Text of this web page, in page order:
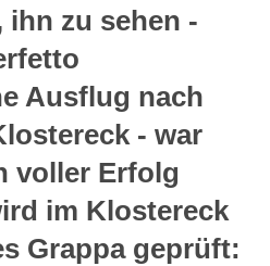
ihn zu sehen -
Ausflug nach
- war
voller Erfolg
im Klostereck
Grappa geprüft: